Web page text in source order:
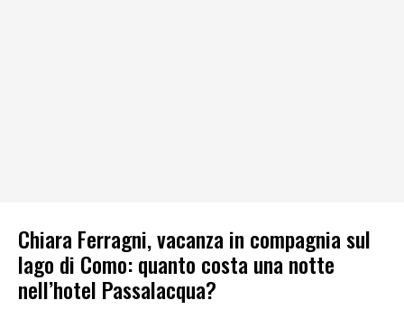
Chiara Ferragni, vacanza in compagnia sul
lago di Como: quanto costa una notte
nell’hotel Passalacqua?